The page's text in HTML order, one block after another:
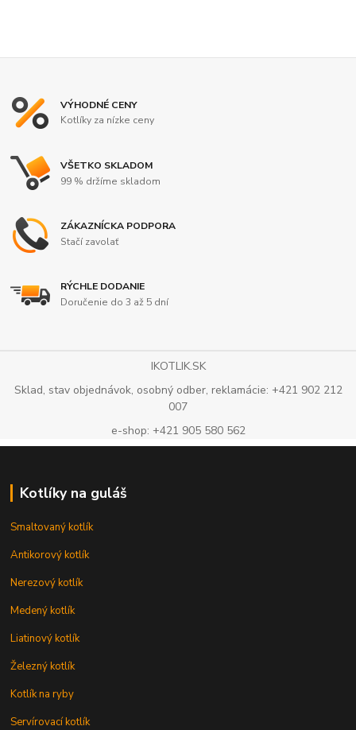
VÝHODNÉ CENY
Kotlíky za nízke ceny
VŠETKO SKLADOM
99 % držíme skladom
ZÁKAZNÍCKA PODPORA
Stačí zavolať
RÝCHLE DODANIE
Doručenie do 3 až 5 dní
IKOTLIK.SK
Sklad, stav objednávok, osobný odber, reklamácie: +421 902 212
007
e-shop: +421 905 580 562
Kotlíky na guláš
Smaltovaný kotlík
Antikorový kotlík
Nerezový kotlík
Medený kotlík
Liatinový kotlík
Železný kotlík
Kotlík na ryby
Servírovací kotlík